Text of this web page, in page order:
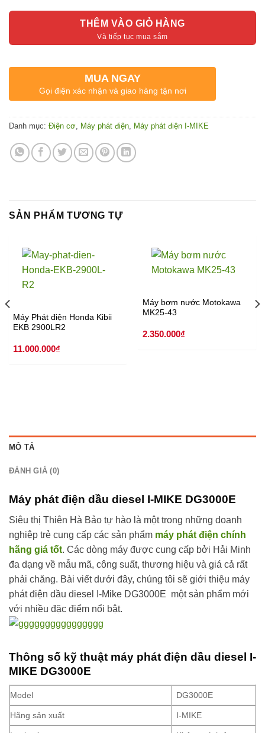
THÊM VÀO GIỎ HÀNG
MUA NGAY
Gọi điện xác nhận và giao hàng tận nơi
Danh mục: Điện cơ, Máy phát điện, Máy phát điện I-MIKE
SẢN PHẨM TƯƠNG TỰ
Máy Phát điện Honda Kibii
EKB 2900LR2
11.000.000₫
Máy bơm nước Motokawa
MK25-43
2.350.000₫
MÔ TẢ
ĐÁNH GIÁ (0)
Máy phát điện dầu diesel I-MIKE DG3000E
Siêu thị Thiên Hà Bảo tự hào là một trong những doanh
nghiệp trẻ cung cấp các sản phẩm máy phát điện chính
hãng giá tốt. Các dòng máy được cung cấp bởi Hải Minh
đa dạng về mẫu mã, công suất, thương hiệu và giá cả rất
phải chăng. Bài viết dưới đây, chúng tôi sẽ giới thiệu máy
phát điện dầu diesel I-Mike DG3000E một sản phẩm mới
với nhiều đặc điểm nổi bật.
Thông số kỹ thuật máy phát điện dầu diesel I-
MIKE DG3000E
Model DG3000E
Hãng sản xuất I-MIKE